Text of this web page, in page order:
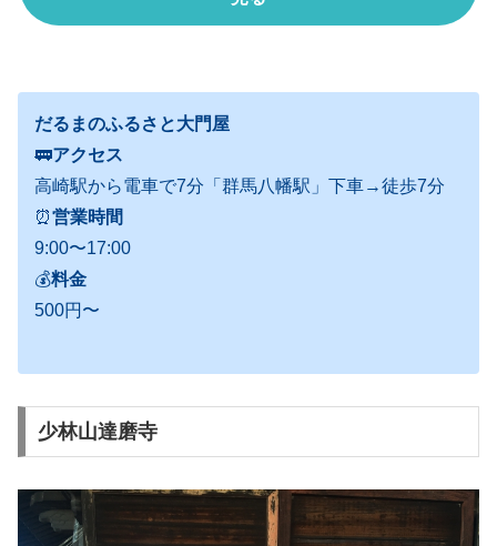
だるまのふるさと大門屋
🚃アクセス
高崎駅から電車で7分「群馬八幡駅」下車→徒歩7分
⏰営業時間
9:00〜17:00
💰料金
500円〜
少林山達磨寺